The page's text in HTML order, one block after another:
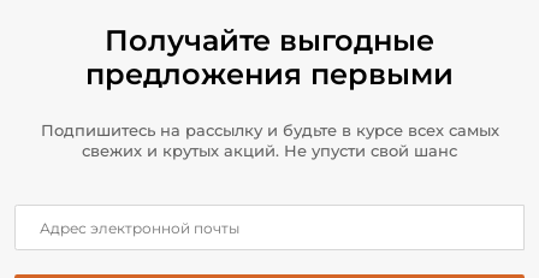
Получайте выгодные
предложения первыми
Подпишитесь на рассылку и будьте в курсе всех самых
свежих и крутых акций. Не упусти свой шанс